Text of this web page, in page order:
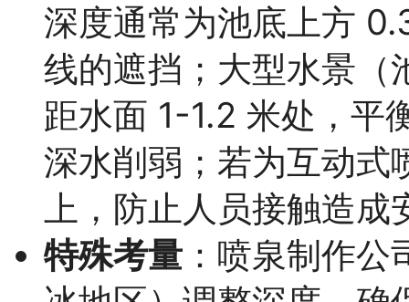
深度通常为池底上方
线的遮挡；大型水景（
距水面 1-1.2 米处，平
深水削弱；若为互动式
上，防止人员接触造成
特殊考量 ：喷泉制作